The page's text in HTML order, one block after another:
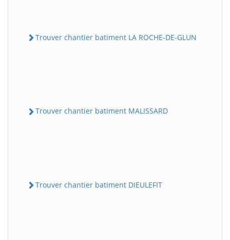
Trouver chantier batiment LA ROCHE-DE-GLUN
Trouver chantier batiment MALISSARD
Trouver chantier batiment DIEULEFIT